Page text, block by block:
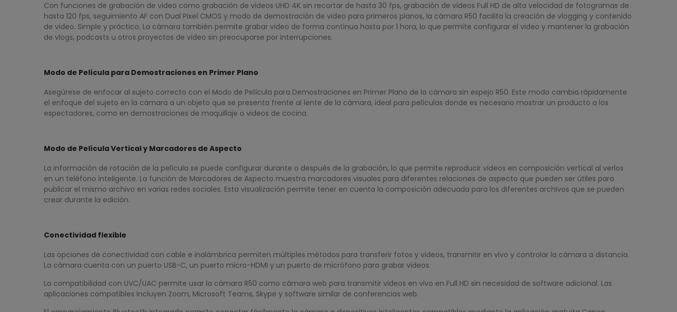
Con funciones de grabación de video como grabación de videos UHD 4K sin recortar de hasta 30 fps, grabación de videos Full HD de alta velocidad de fotogramas de
hasta 120 fps, seguimiento AF con Dual Pixel CMOS y modo de demostración de video para primeros planos, la cámara R50 facilita la creación de vlogging y contenido
de video. Simple y práctico. La cámara también permite grabar video de forma continua hasta por 1 hora, lo que permite configurar el video y mantener la grabación
de vlogs, podcasts u otros proyectos de video sin preocuparse por interrupciones.
Modo de Película para Demostraciones en Primer Plano
Asegúrese de enfocar al sujeto correcto con el Modo de Película para Demostraciones en Primer Plano de la cámara sin espejo R50. Este modo cambia rápidamente
el enfoque del sujeto en la cámara a un objeto que se presenta frente al lente de la cámara, ideal para películas donde es necesario mostrar un producto a los
espectadores, como en demostraciones de maquillaje o videos de cocina.
Modo de Película Vertical y Marcadores de Aspecto
La información de rotación de la película se puede configurar durante o después de la grabación, lo que permite reproducir videos en composición vertical al verlos
en un teléfono inteligente. La función de Marcadores de Aspecto muestra marcadores visuales para diferentes relaciones de aspecto que pueden ser útiles para
publicar el mismo archivo en varias redes sociales. Esta visualización permite tener en cuenta la composición adecuada para los diferentes archivos que se pueden
crear durante la edición.
Conectividad flexible
Las opciones de conectividad con cable e inalámbrica permiten múltiples métodos para transferir fotos y videos, transmitir en vivo y controlar la cámara a distancia.
La cámara cuenta con un puerto USB-C, un puerto micro-HDMI y un puerto de micrófono para grabar videos.
La compatibilidad con UVC/UAC permite usar la cámara R50 como cámara web para transmitir videos en vivo en Full HD sin necesidad de software adicional. Las
aplicaciones compatibles incluyen Zoom, Microsoft Teams, Skype y software similar de conferencias web.